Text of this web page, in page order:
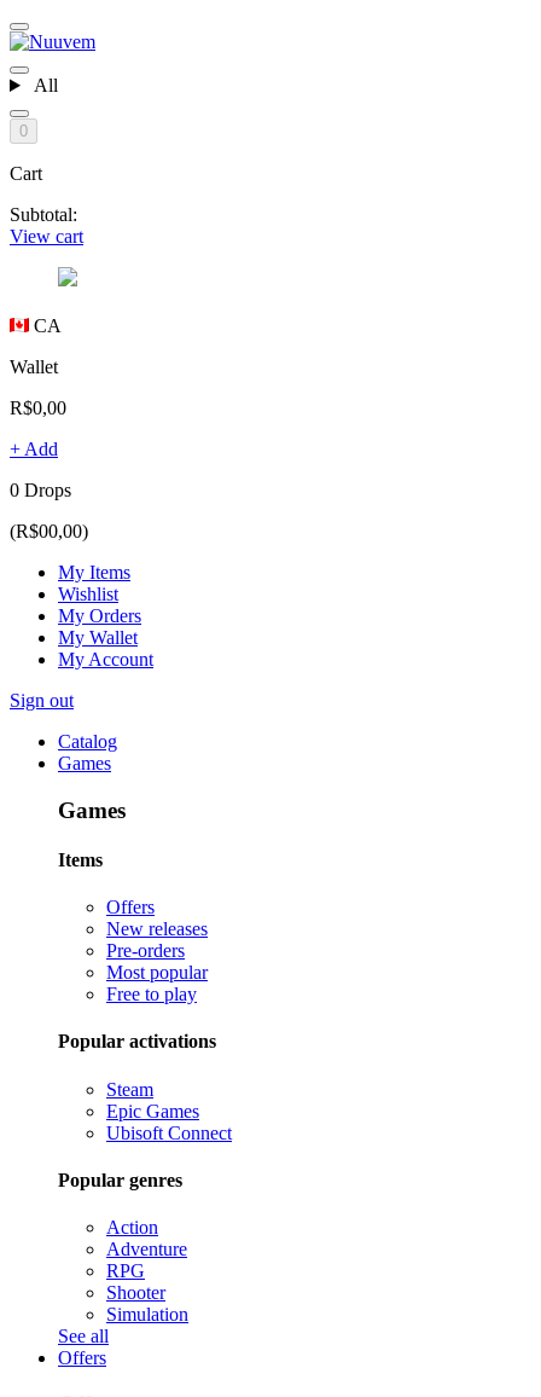
All
0
Cart
Subtotal:
View cart
CA
Wallet
R$0,00
+ Add
0 Drops
(R$00,00)
My Items
Wishlist
My Orders
My Wallet
My Account
Sign out
Catalog
Games
Games
Items
Offers
New releases
Pre-orders
Most popular
Free to play
Popular activations
Steam
Epic Games
Ubisoft Connect
Popular genres
Action
Adventure
RPG
Shooter
Simulation
See all
Offers